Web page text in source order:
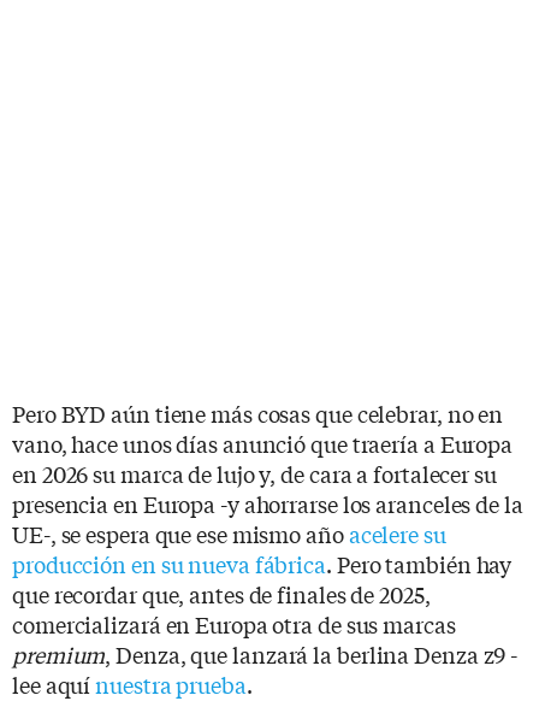
Pero BYD aún tiene más cosas que celebrar, no en
vano, hace unos días anunció que traería a Europa
en 2026 su marca de lujo y, de cara a fortalecer su
presencia en Europa -y ahorrarse los aranceles de la
UE-, se espera que ese mismo añoacelere su
producción en su nueva fábrica. Pero también hay
que recordar que, antes de finales de 2025,
comercializará en Europa otra de sus marcas
premium, Denza, que lanzará la berlina Denza z9 -
lee aquínuestra prueba.